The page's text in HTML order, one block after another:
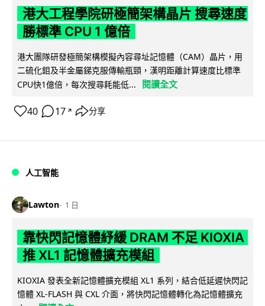
港大工程學院研極簡架構晶片 搜尋速度
勝標準 CPU 1 億倍
港大團隊研發極簡架構模擬內容尋址記憶體（CAM）晶片，用
二硫化鉬及半金屬銻克服傳輸瓶頸，漢明距離計算速度比標準
CPU快1億倍，每次搜尋耗能低...
閱讀全文
40 17 ↗ 分享
人工智能
Lawton 1 日
靠快閃記憶體紓緩 DRAM 不足 KIOXIA
推 XL1 記憶體擴充模組
KIOXIA 發表全新記憶體擴充模組 XL1 系列，結合低延遲快閃記
憶體 XL-FLASH 與 CXL 介面，將快閃記憶體轉化為記憶體擴充